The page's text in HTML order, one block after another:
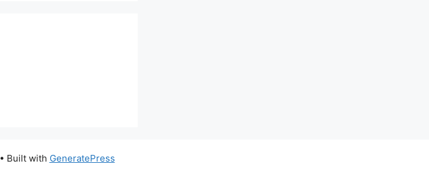
• Built with GeneratePress